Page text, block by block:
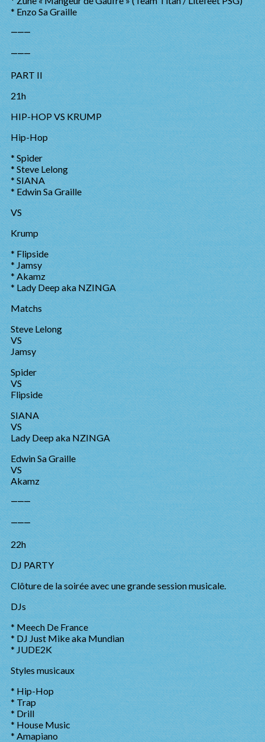
* Enzo Sa Graille
⸻
⸻
PART II
21h
HIP-HOP VS KRUMP
Hip-Hop
* Spider
* Steve Lelong
* SIANA
* Edwin Sa Graille
VS
Krump
* Flipside
* Jamsy
* Akamz
* Lady Deep aka NZINGA
Matchs
Steve Lelong
VS
Jamsy
Spider
VS
Flipside
SIANA
VS
Lady Deep aka NZINGA
Edwin Sa Graille
VS
Akamz
⸻
⸻
22h
DJ PARTY
Clôture de la soirée avec une grande session musicale.
DJs
* Meech De France
* DJ Just Mike aka Mundian
* JUDE2K
Styles musicaux
* Hip-Hop
* Trap
* Drill
* House Music
* Amapiano